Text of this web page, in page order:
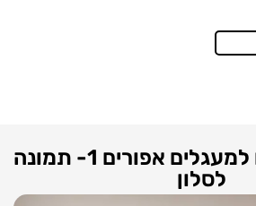
מוצרים קשורים למעגלים אפורים 1- תמונה
לסלון